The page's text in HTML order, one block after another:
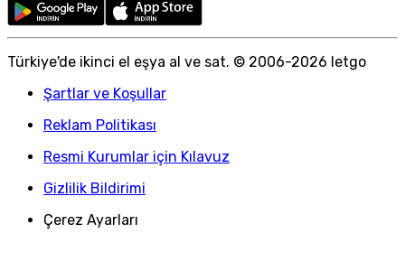
Türkiye'de ikinci el eşya al ve sat. © 2006-2026 letgo
Şartlar ve Koşullar
Reklam Politikası
Resmi Kurumlar için Kılavuz
Gizlilik Bildirimi
Çerez Ayarları